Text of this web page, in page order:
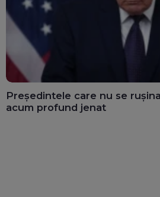
Președintele care nu se
acum profund jenat